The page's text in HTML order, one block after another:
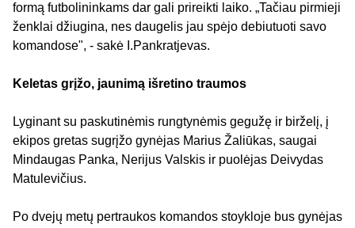
formą futbolininkams dar gali prireikti laiko. „Tačiau pirmieji
ženklai džiugina, nes daugelis jau spėjo debiutuoti savo
komandose", - sakė I.Pankratjevas.
Keletas grįžo, jaunimą išretino traumos
Lyginant su paskutinėmis rungtynėmis gegužę ir birželį, į
ekipos gretas sugrįžo gynėjas Marius Žaliūkas, saugai
Mindaugas Panka, Nerijus Valskis ir puolėjas Deivydas
Matulevičius.
Po dvejų metų pertraukos komandos stoykloje bus gynėjas